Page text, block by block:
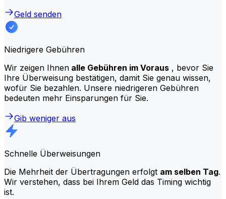
Geld senden
Niedrigere Gebühren
Wir zeigen Ihnen alle Gebühren im Voraus , bevor Sie
Ihre Überweisung bestätigen, damit Sie genau wissen,
wofür Sie bezahlen. Unsere niedrigeren Gebühren
bedeuten mehr Einsparungen für Sie.
Gib weniger aus
Schnelle Überweisungen
Die Mehrheit der Übertragungen erfolgt am selben Tag.
Wir verstehen, dass bei Ihrem Geld das Timing wichtig
ist.